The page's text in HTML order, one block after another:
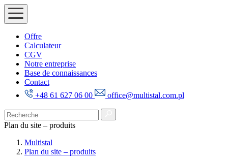
Offre
Calculateur
CGV
Notre entreprise
Base de connaissances
Contact
+48 61 627 06 00
office@multistal.com.pl
Plan du site – produits
Multistal
Plan du site – produits